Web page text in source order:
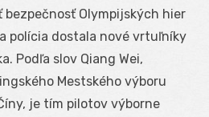
Olympijských hier
polícia dostala nové vrtuľníky
Podľa slov Qiang Wei,
Mestského výboru
je tím pilotov výborne